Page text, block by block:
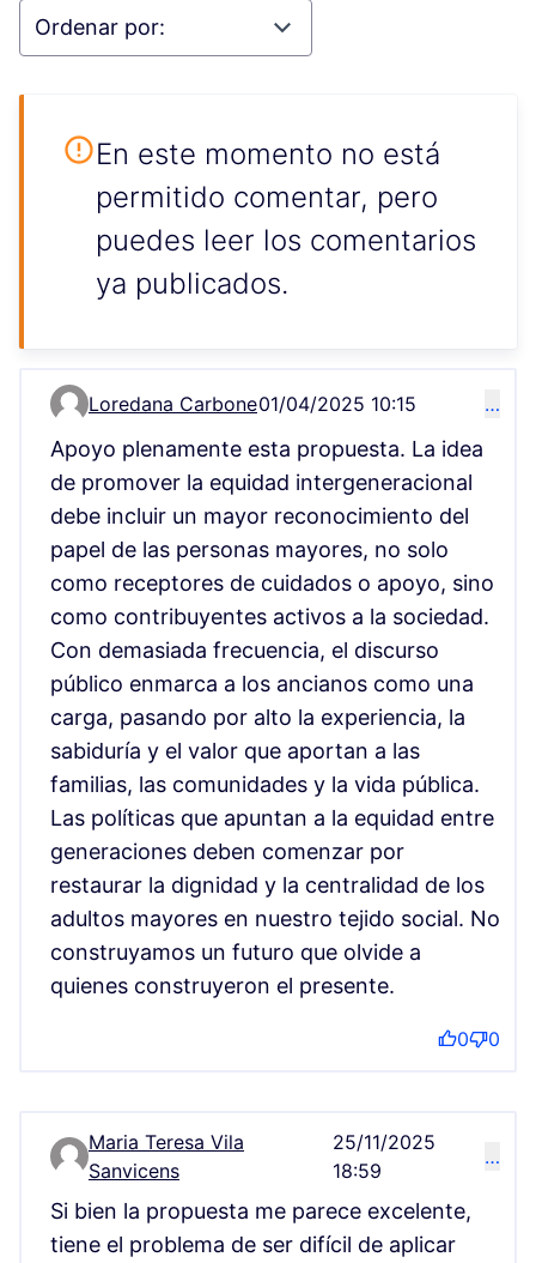
En este momento no está
permitido comentar, pero
puedes leer los comentarios
ya publicados.
Comentario 4918
Loredana Carbone01/04/2025 10:15 …
Apoyo plenamente esta propuesta. La idea
de promover la equidad intergeneracional
debe incluir un mayor reconocimiento del
papel de las personas mayores, no solo
como receptores de cuidados o apoyo, sino
como contribuyentes activos a la sociedad.
Con demasiada frecuencia, el discurso
público enmarca a los ancianos como una
carga, pasando por alto la experiencia, la
sabiduría y el valor que aportan a las
familias, las comunidades y la vida pública.
Las políticas que apuntan a la equidad entre
generaciones deben comenzar por
restaurar la dignidad y la centralidad de los
adultos mayores en nuestro tejido social. No
construyamos un futuro que olvide a
quienes construyeron el presente.
0 0
Comentario 17227
Maria Teresa Vila
Sanvicens
25/11/2025
18:59
…
Si bien la propuesta me parece excelente,
tiene el problema de ser difícil de aplicar